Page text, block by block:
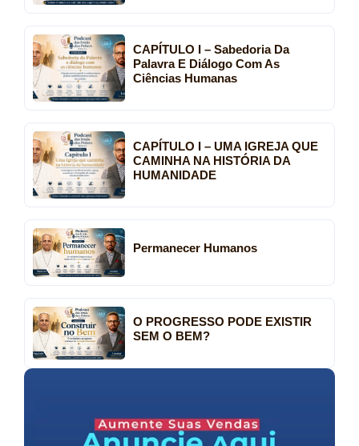
CAPÍTULO I – Sabedoria Da
Palavra E Diálogo Com As
Ciências Humanas
CAPÍTULO I – UMA IGREJA QUE
CAMINHA NA HISTÓRIA DA
HUMANIDADE
Permanecer Humanos
O PROGRESSO PODE EXISTIR
SEM O BEM?